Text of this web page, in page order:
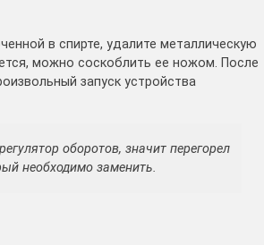
в спирте, удалите металлическую
можно соскоблить ее ножом. После
запуск устройства
оборотов, значит перегорел
необходимо заменить.